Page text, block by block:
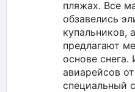
пляжах. Все
обзавелись
купальников,
предлагают
основе
авиарейсов
специальный